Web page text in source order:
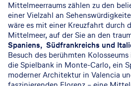
Mittelmeerraums zählen zu den
einer Vielzahl an
wäre es mit einer Kreuzfahrt durch
Mittelmeer, auf der Sie an den
Spaniens, Südfrankreichs und
Besuch des berühmten
die Spielbank in Monte-Carlo, ein
moderner Architektur in Valencia